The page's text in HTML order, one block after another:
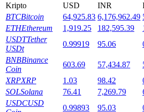
Launchpool
Popüler token'lar kazanmak için
Kripto USD INR
BTCBitcoin 64,925.83 6,176,962.49
ETHEthereum 1,919.25 182,595.39
USDTTether
USDt
0.99919 95.06
BNBBinance
Coin
603.69 57,434.87
XRPXRP 1.03 98.42
SOLSolana 76.41 7,269.79
USDCUSD
0.99893 95.03